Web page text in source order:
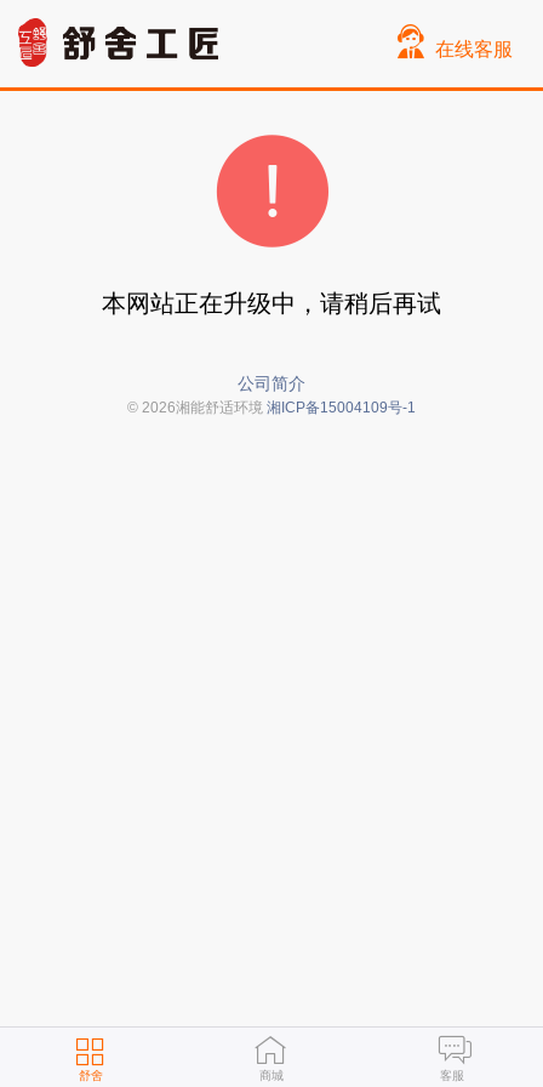
舒舍 商城 客服
在线客服
本网站正在升级中，请稍后再试
公司简介
© 2026湘能舒适环境 湘ICP备15004109号-1